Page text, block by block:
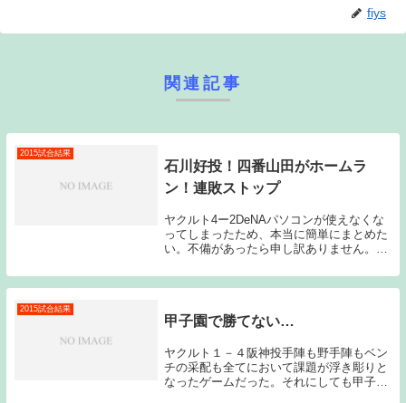
fiys
関連記事
2015試合結果
石川好投！四番山田がホームラ
ン！連敗ストップ
ヤクルト4ー2DeNAパソコンが使えなくな
ってしまったため、本当に簡単にまとめた
い。不備があったら申し訳ありません。先
り試合を作ってくれた。一旦登録を抹消
し、先日の登板は、ノーゲームに終わって
2015試合結果
甲子園で勝てない…
ヤクルト１－４阪神投手陣も野手陣もベン
チの采配も全てにおいて課題が浮き彫りと
なったゲームだった。それにしても甲子園